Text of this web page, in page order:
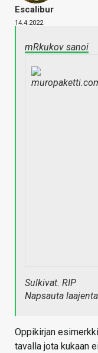
Escalibur
14.4.2022
mRkukov sanoi
Sulkivat. RIP
Napsauta
Oppikirjan
tavalla jota kukaan